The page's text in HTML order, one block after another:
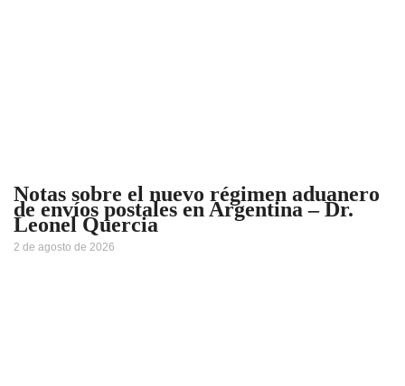
Notas sobre el nuevo régimen aduanero
de envíos postales en Argentina – Dr.
Leonel Quercia
2 de agosto de 2026